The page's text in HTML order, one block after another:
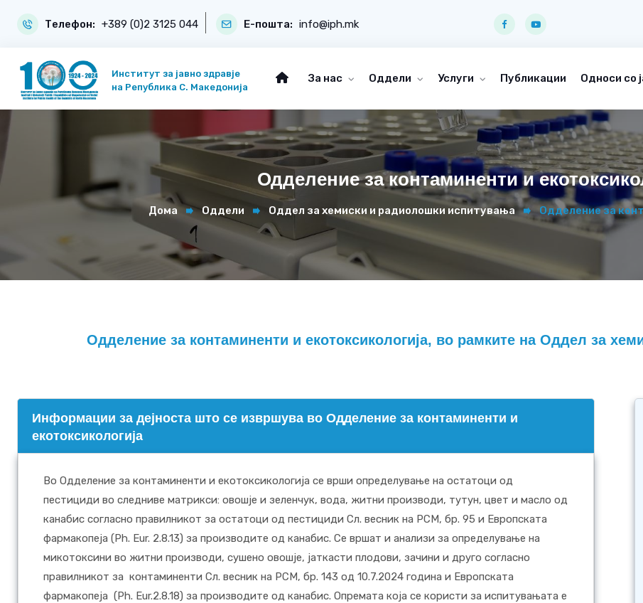
Телефон: +389 (0)2 3125 044 Е-пошта: info@iph.mk
Институт за јавно здравје
на Република С. Македонија
За нас Оддели Услуги Публикации Односи со
Одделение за контаминенти и
Дома Оддели Оддел за хемиски и радиолошки испитувања Одделение за
Одделение за контаминенти и екотоксикологија, во рамките на Оддел за
Информации за дејноста што се извршува во Одделение за контаминенти и
екотоксикологија
Во Одделение за контаминенти и екотоксикологија се врши определување на остатоци од
пестициди во следниве матрикси: овошје и зеленчук, вода, житни производи, тутун, цвет и масло од
канабис согласно правилникот за остатоци од пестициди Сл. весник на РСМ, бр. 95 и Eвропската
фармакопеjа (Ph. Eur. 2.8.13) за производите од канабис. Се вршат и анализи за определување на
микотоксини во житни производи, сушено овошје, јаткасти плодови, зачини и друго согласно
правилникот за контаминенти Сл. весник на РСМ, бр. 143 од 10.7.2024 година и Eвропската
фармакопеjа (Ph. Eur.2.8.18) за производите од канабис. Опремата која се користи за испитувањата е